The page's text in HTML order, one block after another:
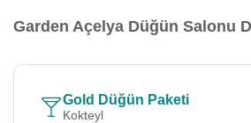
Garden Açelya Düğün Salonu
Gold Düğün Paketi
Kokteyl